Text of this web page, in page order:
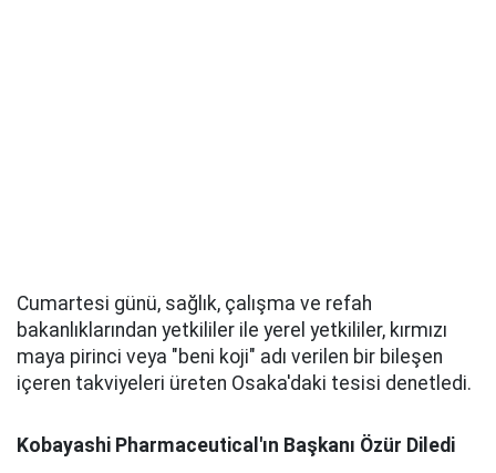
Cumartesi günü, sağlık, çalışma ve refah
bakanlıklarından yetkililer ile yerel yetkililer, kırmızı
maya pirinci veya "beni koji" adı verilen bir bileşen
içeren takviyeleri üreten Osaka'daki tesisi denetledi.
Kobayashi Pharmaceutical'ın Başkanı Özür Diledi